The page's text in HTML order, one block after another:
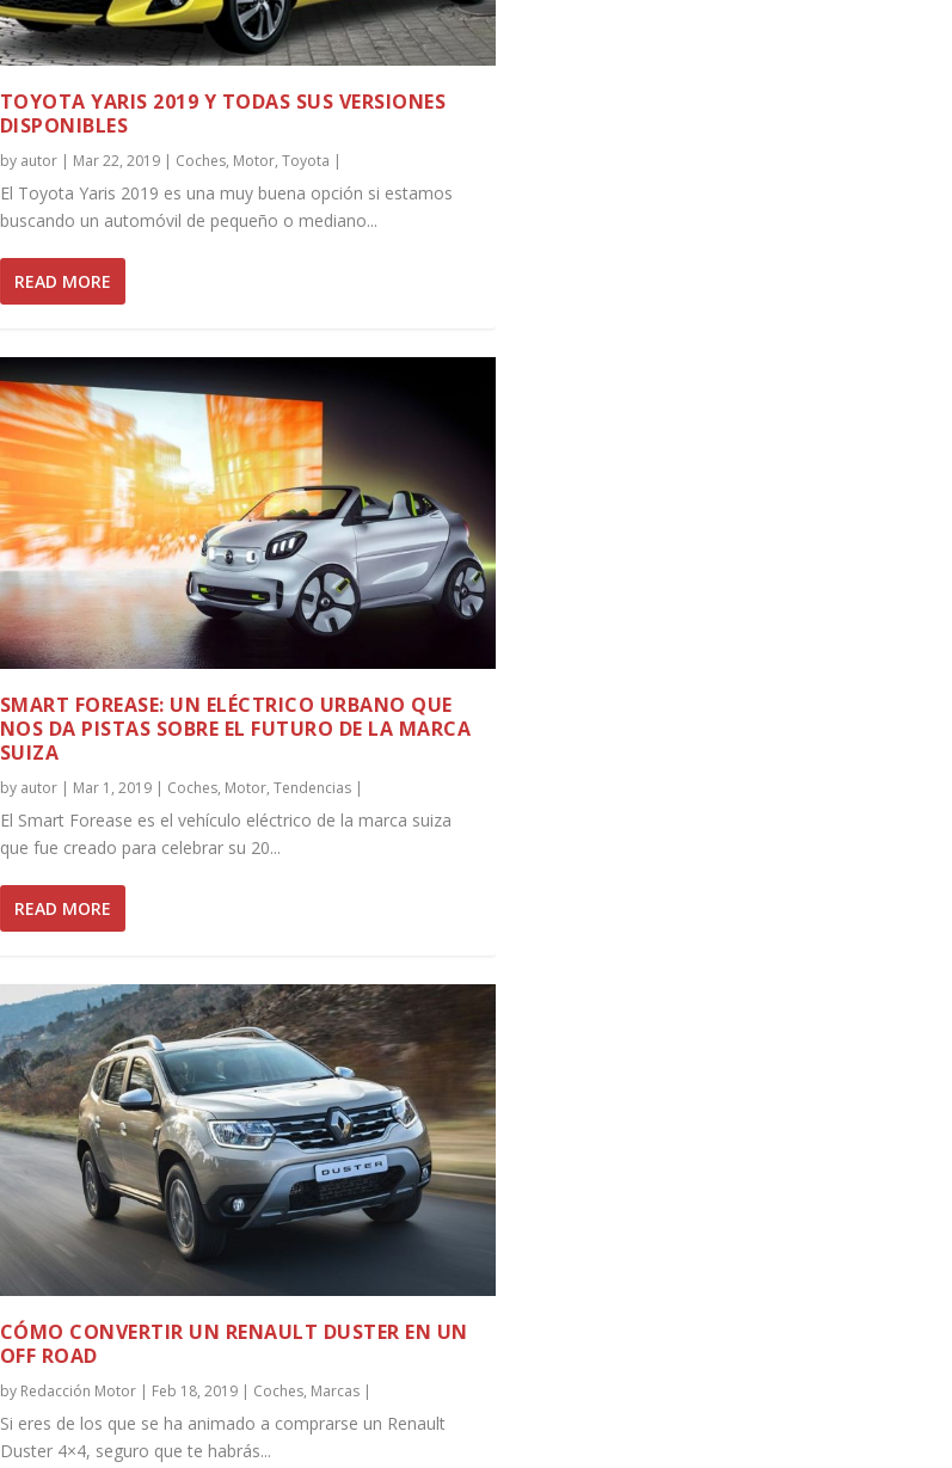
TOYOTA YARIS 2019 Y TODAS SUS VERSIONES
DISPONIBLES
by autor| Mar 22, 2019| Coches, Motor, Toyota |
El Toyota Yaris 2019 es una muy buena opción si estamos
buscando un automóvil de pequeño o mediano...
READ MORE
SMART FOREASE: UN ELÉCTRICO URBANO QUE
NOS DA PISTAS SOBRE EL FUTURO DE LA MARCA
SUIZA
by autor| Mar 1, 2019| Coches, Motor, Tendencias|
El Smart Forease es el vehículo eléctrico de la marca suiza
que fue creado para celebrar su 20...
READ MORE
CÓMO CONVERTIR UN RENAULT DUSTER EN UN
OFF ROAD
by Redacción Motor| Feb 18, 2019| Coches, Marcas|
Si eres de los que se ha animado a comprarse un Renault
Duster 4×4, seguro que te habrás...